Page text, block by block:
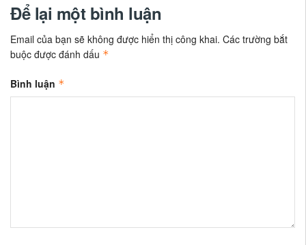
Để lại một bình luận
Email của bạn sẽ không được hiển thị công khai. Các trường bắt
buộc được đánh dấu *
Bình luận *